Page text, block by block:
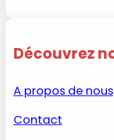
Découvrez
A propos de nous
Contact